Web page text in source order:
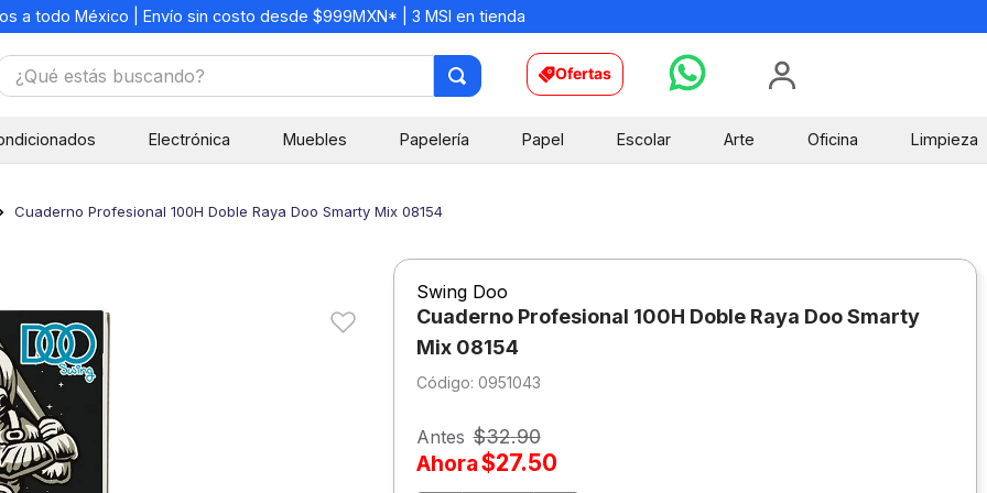
a todo México | Envío sin costo desde $999MXN* | 3 MSI en tienda
estás buscando? Ofertas
Electrónica Muebles Papelería Papel Escolar Arte Oficina Limpieza
Cuaderno Profesional 100H Doble Raya Doo Smarty Mix 08154
Swing Doo
Cuaderno Profesional 100H Doble Raya Doo Smarty
Mix 08154
: 0951043
Antes $32.90
Ahora$27.50
5.
colores
6.
boligrafo
7.
escritorio
8.
sacapuntas
9.
lapiz